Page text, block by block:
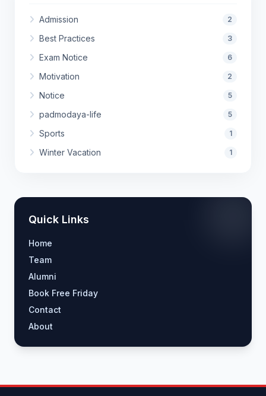
Admission 2
Best Practices 3
Exam Notice 6
Motivation 2
Notice 5
padmodaya-life 5
Sports 1
Winter Vacation 1
Quick Links
Home
Team
Alumni
Book Free Friday
Contact
About